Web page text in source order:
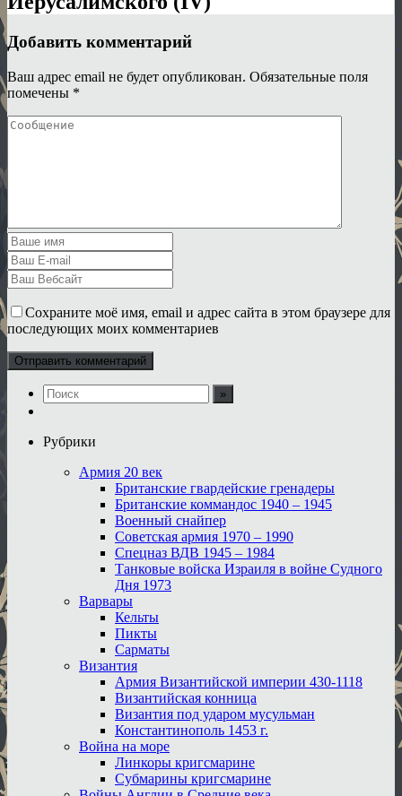
Добавить комментарий
Ваш адрес email не будет опубликован. Обязательные поля
помечены *
Сохраните моё имя, email и адрес сайта в этом браузере для
последующих моих комментариев
Рубрики
Армия 20 век
Британские гвардейские гренадеры
Британские коммандос 1940 – 1945
Военный снайпер
Советская армия 1970 – 1990
Спецназ ВДВ 1945 – 1984
Танковые войска Израиля в войне Судного
Дня 1973
Варвары
Кельты
Пикты
Сарматы
Византия
Армия Византийской империи 430-1118
Византийская конница
Византия под ударом мусульман
Константинополь 1453 г.
Война на море
Линкоры кригсмарине
Субмарины кригсмарине